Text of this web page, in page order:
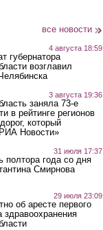
все новости
4 августа 18:59
губернатора
возглавил
3 августа 19:36
заняла 73-е
в рейтинге регионов
который
Новости»
31 июля 17:37
полтора года со дня
Смирнова
29 июля 23:09
об аресте первого
здравоохранения